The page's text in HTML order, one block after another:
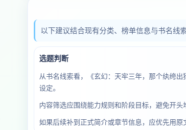
以下建议结合现有分类、榜单信息与书名线
选题判断
从书名线索看，《玄幻：天牢三年，那个纨绔
设定。
内容筛选应围绕能力规则和阶段目标，避免开头
如果后续补到正式简介或章节信息，应优先用原